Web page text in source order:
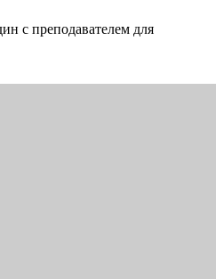
с преподавателем для